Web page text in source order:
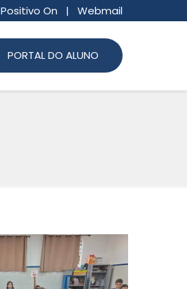
Positivo On | Webmail
PORTAL DO ALUNO